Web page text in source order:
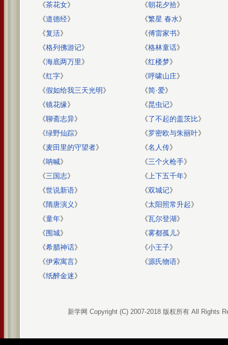
《茶花女》 《朝花夕拾》
《道德经》 《繁星 春水》
《复活》 《傅雷家书》
《格列佛游记》 《格林童话》
《海底两万里》 《红楼梦》
《红字》 《呼啸山庄》
《假如给我三天光明》 《简·爱》
《镜花缘》 《昆虫记》
《聊斋志异》 《了不起的盖茨比》
《绿野仙踪》 《罗密欧与朱丽叶》
《麦田里的守望者》 《名人传》
《呐喊》 《三个火枪手》
《三国志》 《 上下五千年》
《世说新语》 《双城记》
《隋唐演义》 《太阳照常升起》
《童年》 《瓦尔登湖》
《围城》 《雾都孤儿》
《希腊神话》 《小王子》
《伊索寓言》 《源氏物语》
《纸醉金迷》
新学网 Copyright (C) 2007-2018 版权所有 All Rights